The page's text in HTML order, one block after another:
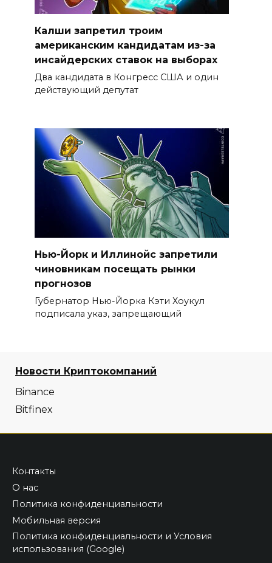
Калши запретил троим
американским кандидатам из-за
инсайдерских ставок на выборах
Два кандидата в Конгресс США и один
действующий депутат
Нью-Йорк и Иллинойс запретили
чиновникам посещать рынки
прогнозов
Губернатор Нью-Йорка Кэти Хоукул
подписала указ, запрещающий
Новости Криптокомпаний
Binance
Bitfinex
Контакты
О нас
Политика конфиденциальности
Мобильная версия
Политика конфиденциальности и Условия
использования (Google)